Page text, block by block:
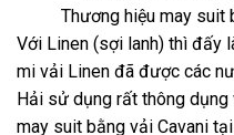
Thương hiệu may suit
Với Linen (sợi lanh) thì đấy
mi vải Linen đã được các
Hải sử dụng rất thông dụng
may suit bằng vải Cavani